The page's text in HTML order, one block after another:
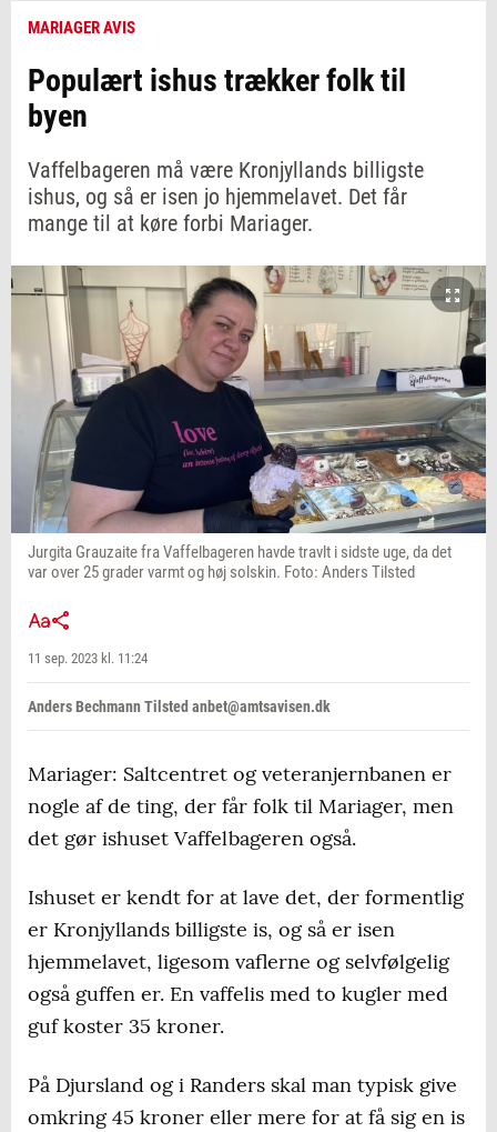
MARIAGER AVIS
Populært ishus trækker folk til
byen
Vaffelbageren må være Kronjyllands billigste
ishus, og så er isen jo hjemmelavet. Det får
mange til at køre forbi Mariager.
Jurgita Grauzaite fra Vaffelbageren havde travlt i sidste uge, da det
var over 25 grader varmt og høj solskin. Foto: Anders Tilsted
11 sep. 2023 kl. 11:24
Anders Bechmann Tilsted anbet@amtsavisen.dk
Mariager: Saltcentret og veteranjernbanen er
nogle af de ting, der får folk til Mariager, men
det gør ishuset Vaffelbageren også.
Ishuset er kendt for at lave det, der formentlig
er Kronjyllands billigste is, og så er isen
hjemmelavet, ligesom vaflerne og selvfølgelig
også guffen er. En vaffelis med to kugler med
guf koster 35 kroner.
På Djursland og i Randers skal man typisk give
omkring 45 kroner eller mere for at få sig en is